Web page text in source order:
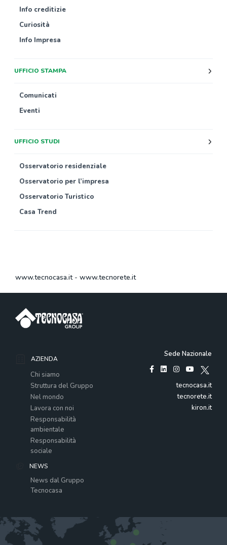
Info creditizie
Curiosità
Info Impresa
UFFICIO STAMPA
Comunicati
Eventi
UFFICIO STUDI
Osservatorio residenziale
Osservatorio per l’impresa
Osservatorio Turistico
Casa Trend
www.tecnocasa.it- www.tecnorete.it
AZIENDA
Chi siamo
Struttura del Gruppo
Nel mondo
Lavora con noi
Responsabilità
ambientale
Responsabilità
sociale
NEWS
News dal Gruppo
Tecnocasa
Sede Nazionale
tecnocasa.it
tecnorete.it
kiron.it